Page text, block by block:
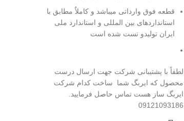
قطعه فوق وارداتی میباشد و کاملاٌ مطابق با
استانداردهای بین المللی و استاندارد ملی
ایران تولیدو تست شده است
لطفاً با پشتیبانی شرکت جهت ارسال درست
محصول که ایربگ شما ساخت کدام شرکت
ایربگ ساز هست تماس حاصل فرمایید.
09121093186